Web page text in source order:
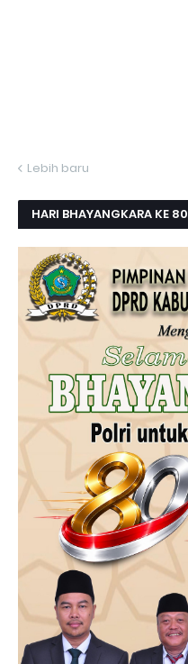
Lebih baru
HARI BHAYANGKARA KE 80